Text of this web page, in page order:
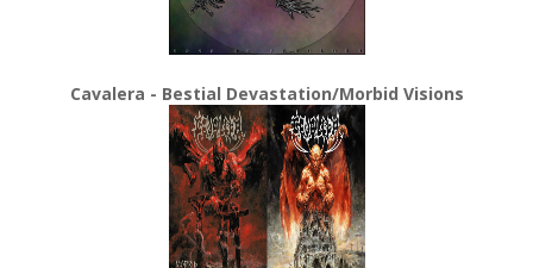
Cavalera - Bestial Devastation/Morbid Visions